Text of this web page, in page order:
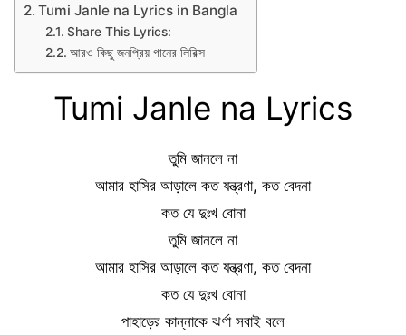
Tumi Janle na Lyrics in Bangla
Share This Lyrics:
আরও কিছু জনপ্রিয় গানের লিরিক্স
Tumi Janle na Lyrics
তুমি জানলে না
আমার হাসির আড়ালে কত যন্ত্রণা, কত বেদনা
কত যে দুঃখ বোনা
তুমি জানলে না
আমার হাসির আড়ালে কত যন্ত্রণা, কত বেদনা
কত যে দুঃখ বোনা
পাহাড়ের কান্নাকে ঝর্ণা সবাই বলে